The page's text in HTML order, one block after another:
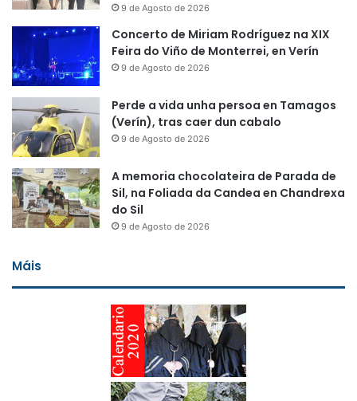
9 de Agosto de 2026
Concerto de Miriam Rodríguez na XIX
Feira do Viño de Monterrei, en Verín
9 de Agosto de 2026
Perde a vida unha persoa en Tamagos
(Verín), tras caer dun cabalo
9 de Agosto de 2026
A memoria chocolateira de Parada de
Sil, na Foliada da Candea en Chandrexa
do Sil
9 de Agosto de 2026
Máis